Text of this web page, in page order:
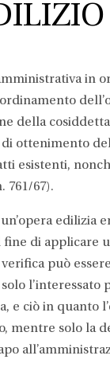
in
della
ottenimento
esistenti,
761/67).
di applicare
può
ciò in quanto
mentre solo